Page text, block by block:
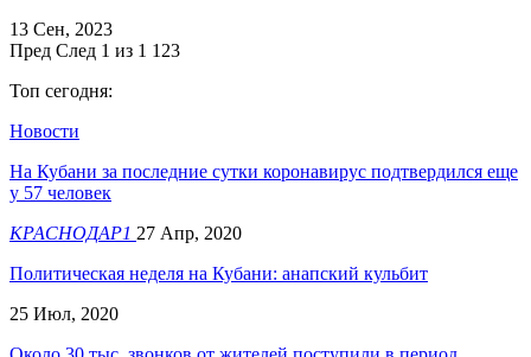
13 Сен, 2023
Пред След 1 из 1 123
Топ сегодня:
Новости
На Кубани за последние сутки коронавирус подтвердился еще
у 57 человек
КРАСНОДАР1 27 Апр, 2020
Политическая неделя на Кубани: анапский кульбит
25 Июл, 2020